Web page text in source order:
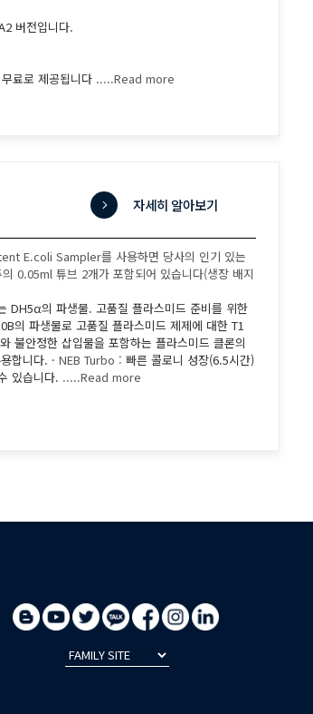
버전입니다.
료로 제공됩니다 .....Read more
자세히 알아보기
E.coli Sampler를 사용하면 당사의 인기 있는
0.05ml 튜브 2개가 포함되어 있습니다(생장 배지
DH5α의 파생물. 고품질 플라스미드 준비를 위한
의 파생물로 고품질 플라스미드 제제에 대한 T1
불안정한 삽입물을 포함하는 플라스미드 클론의
합니다. · NEB Turbo : 빠른 콜로니 성장(6.5시간)
있습니다. .....Read more